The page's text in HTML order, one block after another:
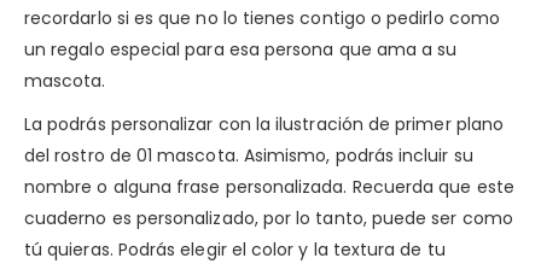
recordarlo si es que no lo tienes contigo o pedirlo como
un regalo especial para esa persona que ama a su
mascota.
La podrás personalizar con la ilustración de primer plano
del rostro de 01 mascota. Asimismo, podrás incluir su
nombre o alguna frase personalizada. Recuerda que este
cuaderno es personalizado, por lo tanto, puede ser como
tú quieras. Podrás elegir el color y la textura de tu